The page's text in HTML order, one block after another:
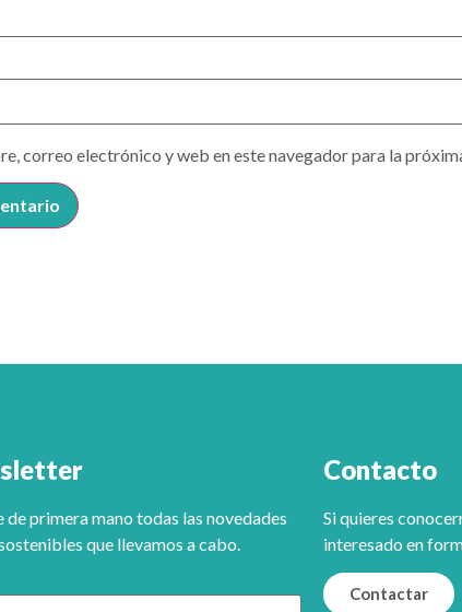
correo electrónico y web en este navegador para la
primera mano todas las novedades
que llevamos a cabo.
Contacto
Si quieres
interesado en
Contactar